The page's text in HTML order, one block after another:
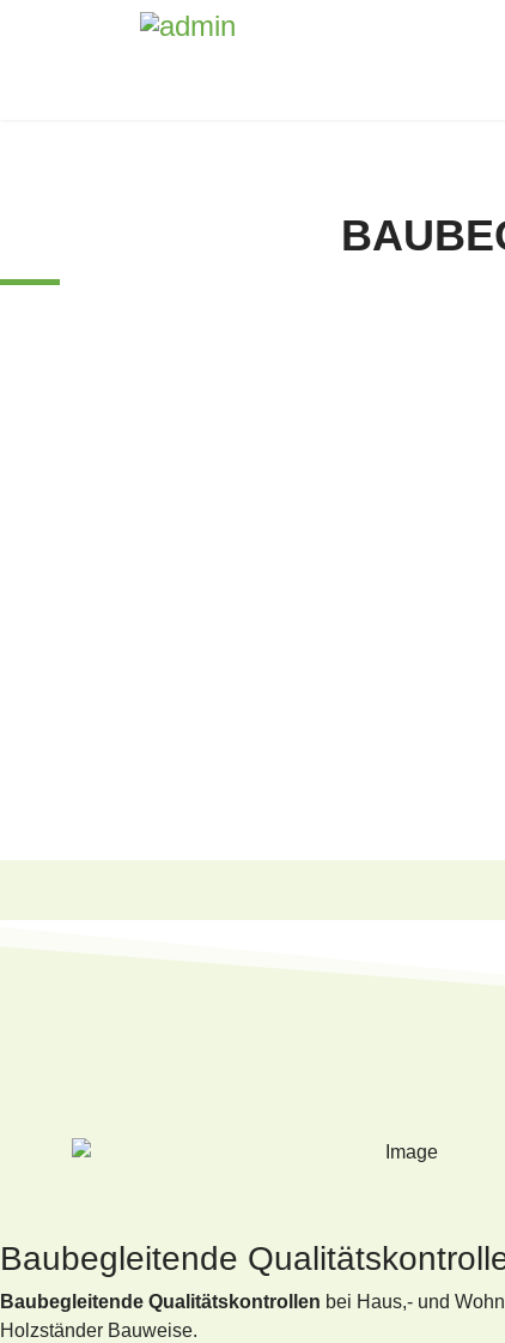
Baubegleitende
Baubegleitende Qualitätskontrollen bei Haus,- und
Holzständer Bauweise.